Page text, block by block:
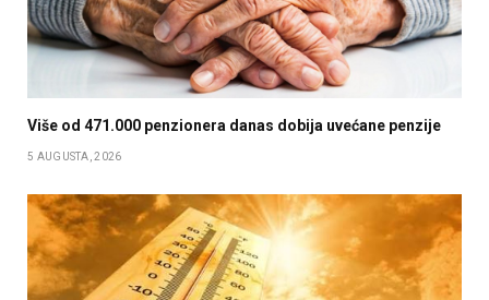
Više od 471.000 penzionera danas dobija uvećane penzije
5 AUGUSTA, 2026